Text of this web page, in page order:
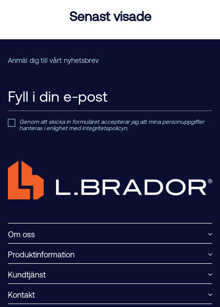
Senast visade
Anmäl dig till vårt nyhetsbrev
Genom att skicka in formuläret accepterar jag att mina personuppgifter
hanteras i enlighet med integritetspolicyn.
Om oss
Produktinformation
Kundtjänst
Kontakt